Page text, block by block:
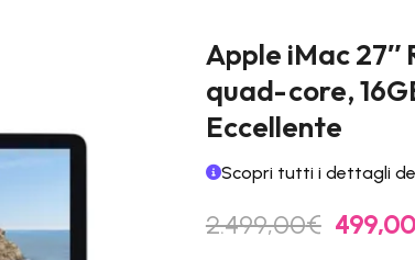
Apple iMac 27″
quad-core,
Eccellente
Scopri tutti i dettagli
2.499,00€ Il
prezzo